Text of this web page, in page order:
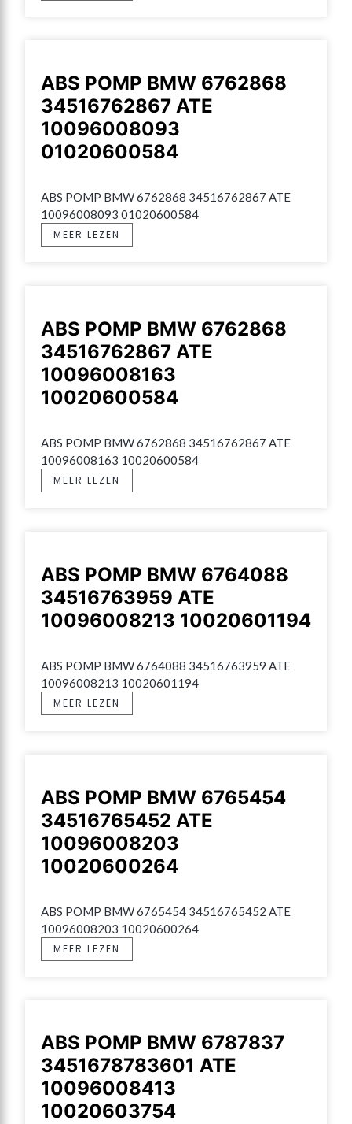
ABS POMP BMW 6762868
34516762867 ATE
10096008093
01020600584
ABS POMP BMW 6762868 34516762867 ATE
10096008093 01020600584
MEER LEZEN
ABS POMP BMW 6762868
34516762867 ATE
10096008163
10020600584
ABS POMP BMW 6762868 34516762867 ATE
10096008163 10020600584
MEER LEZEN
ABS POMP BMW 6764088
34516763959 ATE
10096008213 10020601194
ABS POMP BMW 6764088 34516763959 ATE
10096008213 10020601194
MEER LEZEN
ABS POMP BMW 6765454
34516765452 ATE
10096008203
10020600264
ABS POMP BMW 6765454 34516765452 ATE
10096008203 10020600264
MEER LEZEN
ABS POMP BMW 6787837
3451678783601 ATE
10096008413
10020603754